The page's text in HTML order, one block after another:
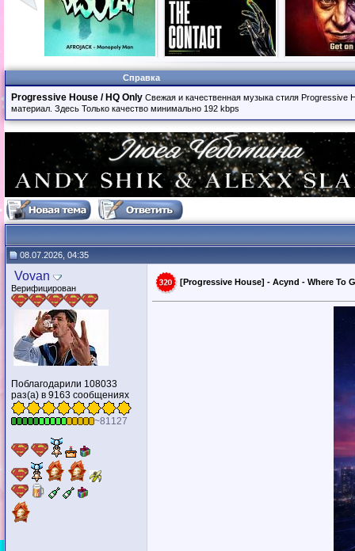
Справка
Progressive House / HQ Only Свежая и качественная музыка стиля Progressive
материал. Здесь Только качество минимально 192 kbps
08.07.2026, 04:35
Vovan
Верифицирован
Поблагодарили 108033
раз(а) в 9163 сообщениях
~81127
[Progressive House] - Acynd - Where To